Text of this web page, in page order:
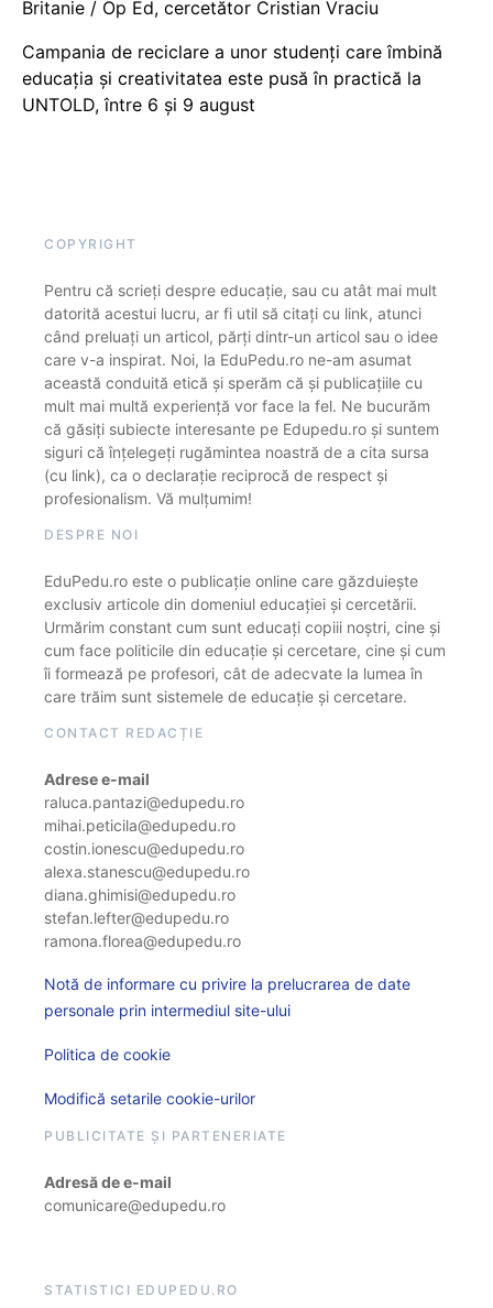
Britanie / Op Ed, cercetător Cristian Vraciu
Campania de reciclare a unor studenți care îmbină
educația și creativitatea este pusă în practică la
UNTOLD, între 6 și 9 august
COPYRIGHT
Pentru că scrieți despre educație, sau cu atât mai mult
datorită acestui lucru, ar fi util să citați cu link, atunci
când preluați un articol, părți dintr-un articol sau o idee
care v-a inspirat. Noi, la EduPedu.ro ne-am asumat
această conduită etică și sperăm că și publicațiile cu
mult mai multă experiență vor face la fel. Ne bucurăm
că găsiți subiecte interesante pe Edupedu.ro și suntem
siguri că înțelegeți rugămintea noastră de a cita sursa
(cu link), ca o declarație reciprocă de respect și
profesionalism. Vă mulțumim!
DESPRE NOI
EduPedu.ro este o publicație online care găzduiește
exclusiv articole din domeniul educației și cercetării.
Urmărim constant cum sunt educați copiii noștri, cine și
cum face politicile din educație și cercetare, cine și cum
îi formează pe profesori, cât de adecvate la lumea în
care trăim sunt sistemele de educație și cercetare.
CONTACT REDACȚIE
Adrese e-mail
raluca.pantazi@edupedu.ro
mihai.peticila@edupedu.ro
costin.ionescu@edupedu.ro
alexa.stanescu@edupedu.ro
diana.ghimisi@edupedu.ro
stefan.lefter@edupedu.ro
ramona.florea@edupedu.ro
Notă de informare cu privire la prelucrarea de date
personale prin intermediul site-ului
Politica de cookie
Modifică setarile cookie-urilor
PUBLICITATE ȘI PARTENERIATE
Adresă de e-mail
comunicare@edupedu.ro
STATISTICI EDUPEDU.RO